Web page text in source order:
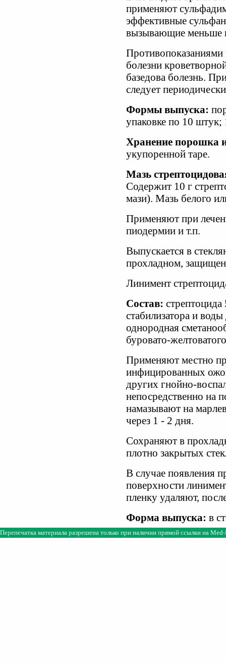
применяют
эффективные
вызывающие меньше
болезни
базедова болезнь.
следует
Формы выпуска:
упаковке по 10 штук;
Хранение порошка
укупоренной таре.
Мазь
Содержит 10 г
мази). Мазь белого
Применяют при
пиодермии и т.п.
Выпускается в
прохладном,
Линимент
Состав: стрептоцида
стабилизатора и
однородная
буровато-
Применяют местно
инфицированных
других гнойно-
непосредственно на
намазывают на
через 1 - 2 дня.
Сохраняют в
плотно закрытых
В случае появления
поверхности
пленку удаляют,
Форма выпуска: в
Перепечатка материала разрешена только при наличии прямой ссылки на